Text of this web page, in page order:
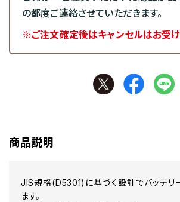
の都度ご連絡させていただきます。
※ご注文確定後はキャンセルはお受け
商品説明
JIS規格(D5301)に基づく設計でバッテリ
ます。